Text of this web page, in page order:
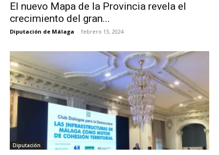
El nuevo Mapa de la Provincia revela el
crecimiento del gran...
Diputación de Málaga - febrero 13, 2024
Diputación